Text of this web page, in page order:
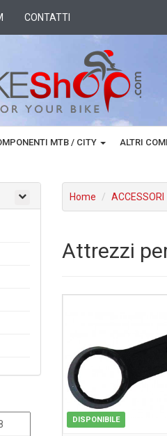
CONTATTI
MTB / CITY ALTRI
Home ACCESSORI
Attrezzi
DISPONIBILE